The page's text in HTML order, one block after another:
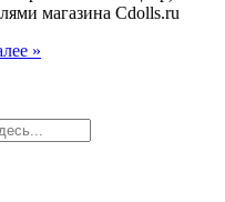
магазина Cdolls.ru
»